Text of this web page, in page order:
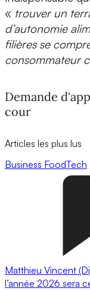
« trouver un
d’autonomie
filières se
consommateur
Demande
cour
Articles les plus lus
Business FoodTech
Matthieu Vincent
l’année 2026 sera